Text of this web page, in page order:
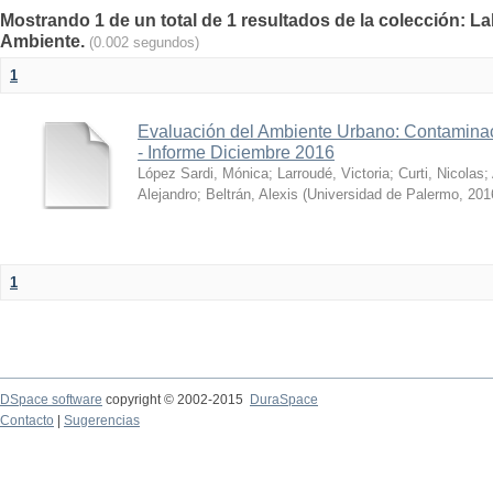
Mostrando 1 de un total de 1 resultados de la colección:
Ambiente. (0.002 segundos)
1
Evaluación del Ambiente Urbano:
- Informe Diciembre 2016
López Sardi, Mónica; Larroudé, Victoria; Curti, Nicolas;
Alejandro; Beltrán, Alexis (Universidad de Palermo,
1
DSpace software copyright © 2002-2015
DuraSpace
Contacto
Sugerencias